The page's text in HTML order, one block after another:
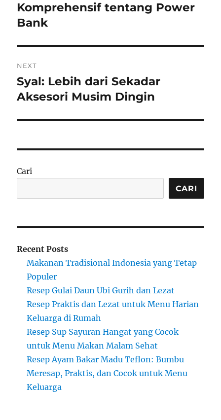
post:
Komprehensif tentang Power
Bank
NEXT
Next
post:
Syal: Lebih dari Sekadar
Aksesori Musim Dingin
Cari
CARI
Recent Posts
Makanan Tradisional Indonesia yang Tetap
Populer
Resep Gulai Daun Ubi Gurih dan Lezat
Resep Praktis dan Lezat untuk Menu Harian
Keluarga di Rumah
Resep Sup Sayuran Hangat yang Cocok
untuk Menu Makan Malam Sehat
Resep Ayam Bakar Madu Teflon: Bumbu
Meresap, Praktis, dan Cocok untuk Menu
Keluarga